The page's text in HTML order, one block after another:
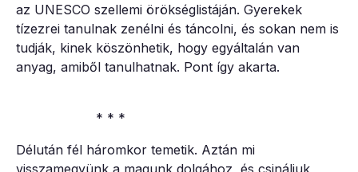
az UNESCO szellemi örökséglistáján. Gyerekek
tízezrei tanulnak zenélni és táncolni, és sokan nem is
tudják, kinek köszönhetik, hogy egyáltalán van
anyag, amiből tanulhatnak. Pont így akarta.
* * *
Délután fél háromkor temetik. Aztán mi
visszamegyünk a magunk dolgához, és csináljuk